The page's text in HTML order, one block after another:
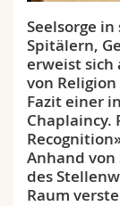
MyUnifr
Seelsorge
Spitälern,
erweist sich
von
Fazit einer
Chaplaincy.
Anhand von
des
Raum